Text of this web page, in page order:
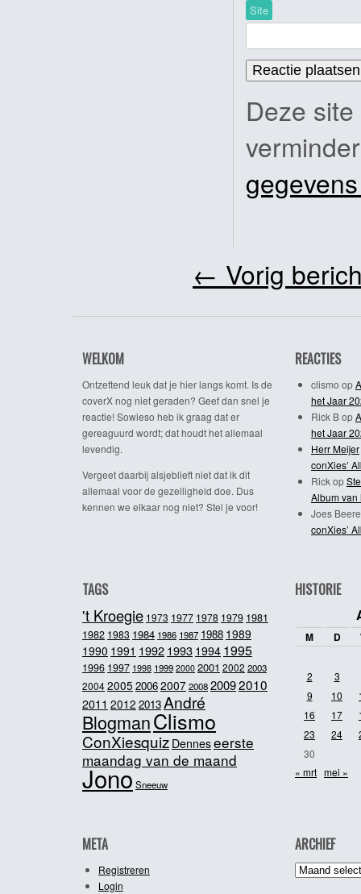
Site
Deze
← Vorig
WELKOM
Ontzettend leuk dat je hier langs komt. Is de
coverX nog niet geraden? Geef dan snel je
reactie! Sowieso heb ik graag dat er
gereaguurd wordt; dat houdt het allemaal
levendig.
Vergeet daarbij alsjeblieft niet dat ik dit
allemaal voor de gezelligheid doe. Dus
kennen we elkaar nog niet? Stel je voor!
REACTIES
clismo op
het Jaar
Rick Bop
het Jaar
Herr Meijer
conXies’
Rickop
Album van
Joes
conXies’
TAGS
't Kroegie 1973 1977 1978 1979 1981
1982 1983 1984 1986 1987 1988 1989
1990 1991 19921993 1994 1995
1996 1997 1998 1999 2000 2001 2002 2003
20042005 20062007200820092010
2011 2012 2013André
BlogmanClismo
ConXiesquiz Denneseerste
maandag van de maand
JonoSneeuw
HISTORIE
M D
2
3
9
10
16
17
23
24
30
« mrt mei »
META
Registreren
Login
ARCHIEF
Archief